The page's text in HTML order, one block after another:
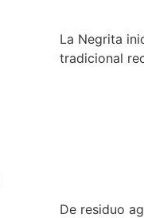
La Negrita
tradicional
De residuo